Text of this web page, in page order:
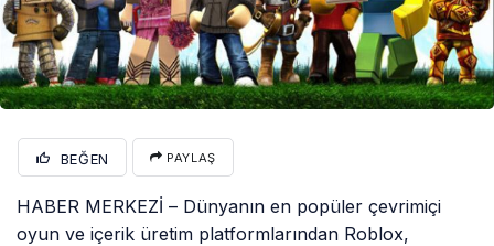
BEĞEN PAYLAŞ
HABER MERKEZİ – Dünyanın en popüler çevrimiçi
oyun ve içerik üretim platformlarından Roblox,